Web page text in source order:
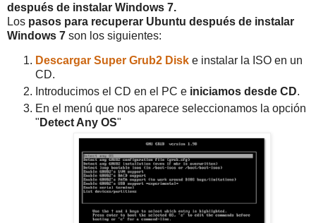
después de instalar Windows 7.
Los pasos para recuperar Ubuntu después de instalar
Windows 7 son los siguientes:
Descargar Super Grub2 Disk e instalar la ISO en un
CD.
Introducimos el CD en el PC e iniciamos desde CD.
En el menú que nos aparece seleccionamos la opción
" Detect Any OS"